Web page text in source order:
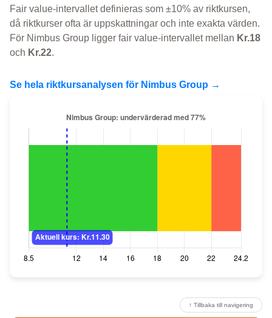
Fair value-intervallet definieras som ±10% av riktkursen,
då riktkurser ofta är uppskattningar och inte exakta värden.
För Nimbus Group ligger fair value-intervallet mellan Kr.18
och Kr.22.
Se hela riktkursanalysen för Nimbus Group →
↑ Tillbaka till navigering